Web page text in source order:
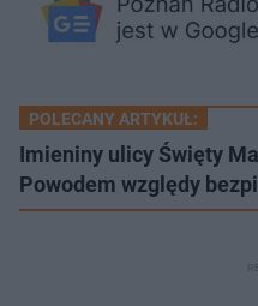
POLECANY ARTYKUŁ:
Imieniny ulicy Święty
Powodem względy